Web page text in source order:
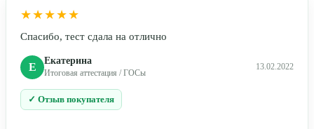
★★★★★
Спасибо, тест сдала на отлично
Е Екатерина
Итоговая аттестация / ГОСы
13.02.2022
✓ Отзыв покупателя